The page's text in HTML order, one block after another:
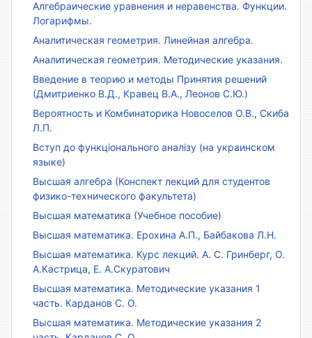
Алгебраические уравнения и неравенства. Функции.
Логарифмы.
Аналитическая геометрия. Линейная алгебра.
Аналитическая геометрия. Методические указания.
Введение в теорию и методы Принятия решений
(Дмитриенко В.Д., Кравец В.А., Леонов С.Ю.)
Вероятность и Комбинаторика Новоселов О.В., Скиба
Л.П.
Вступ до функціонального аналізу (на украинском
языке)
Высшая алгебра (Конспект лекций для студентов
физико-технического факультета)
Высшая математика (Учебное пособие)
Высшая математика. Ерохина А.П., Байбакова Л.Н.
Высшая математика. Курс лекций. А. С. Гринберг, О.
А.Кастрица, Е. А.Скуратович
Высшая математика. Методические указания 1
часть. Карданов С. О.
Высшая математика. Методические указания 2